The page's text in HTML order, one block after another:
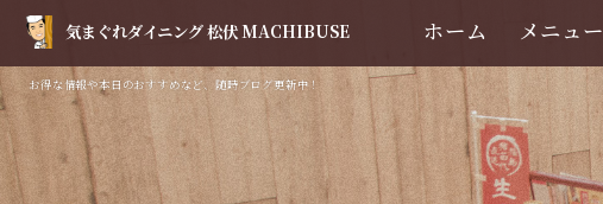
気まぐれダイニング 松伏 MACHIBUSE ホーム メニュー
お得な情報や本日のおすすめなど、随時ブログ更新中！